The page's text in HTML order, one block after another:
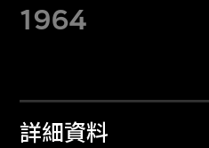
1964
詳細資料